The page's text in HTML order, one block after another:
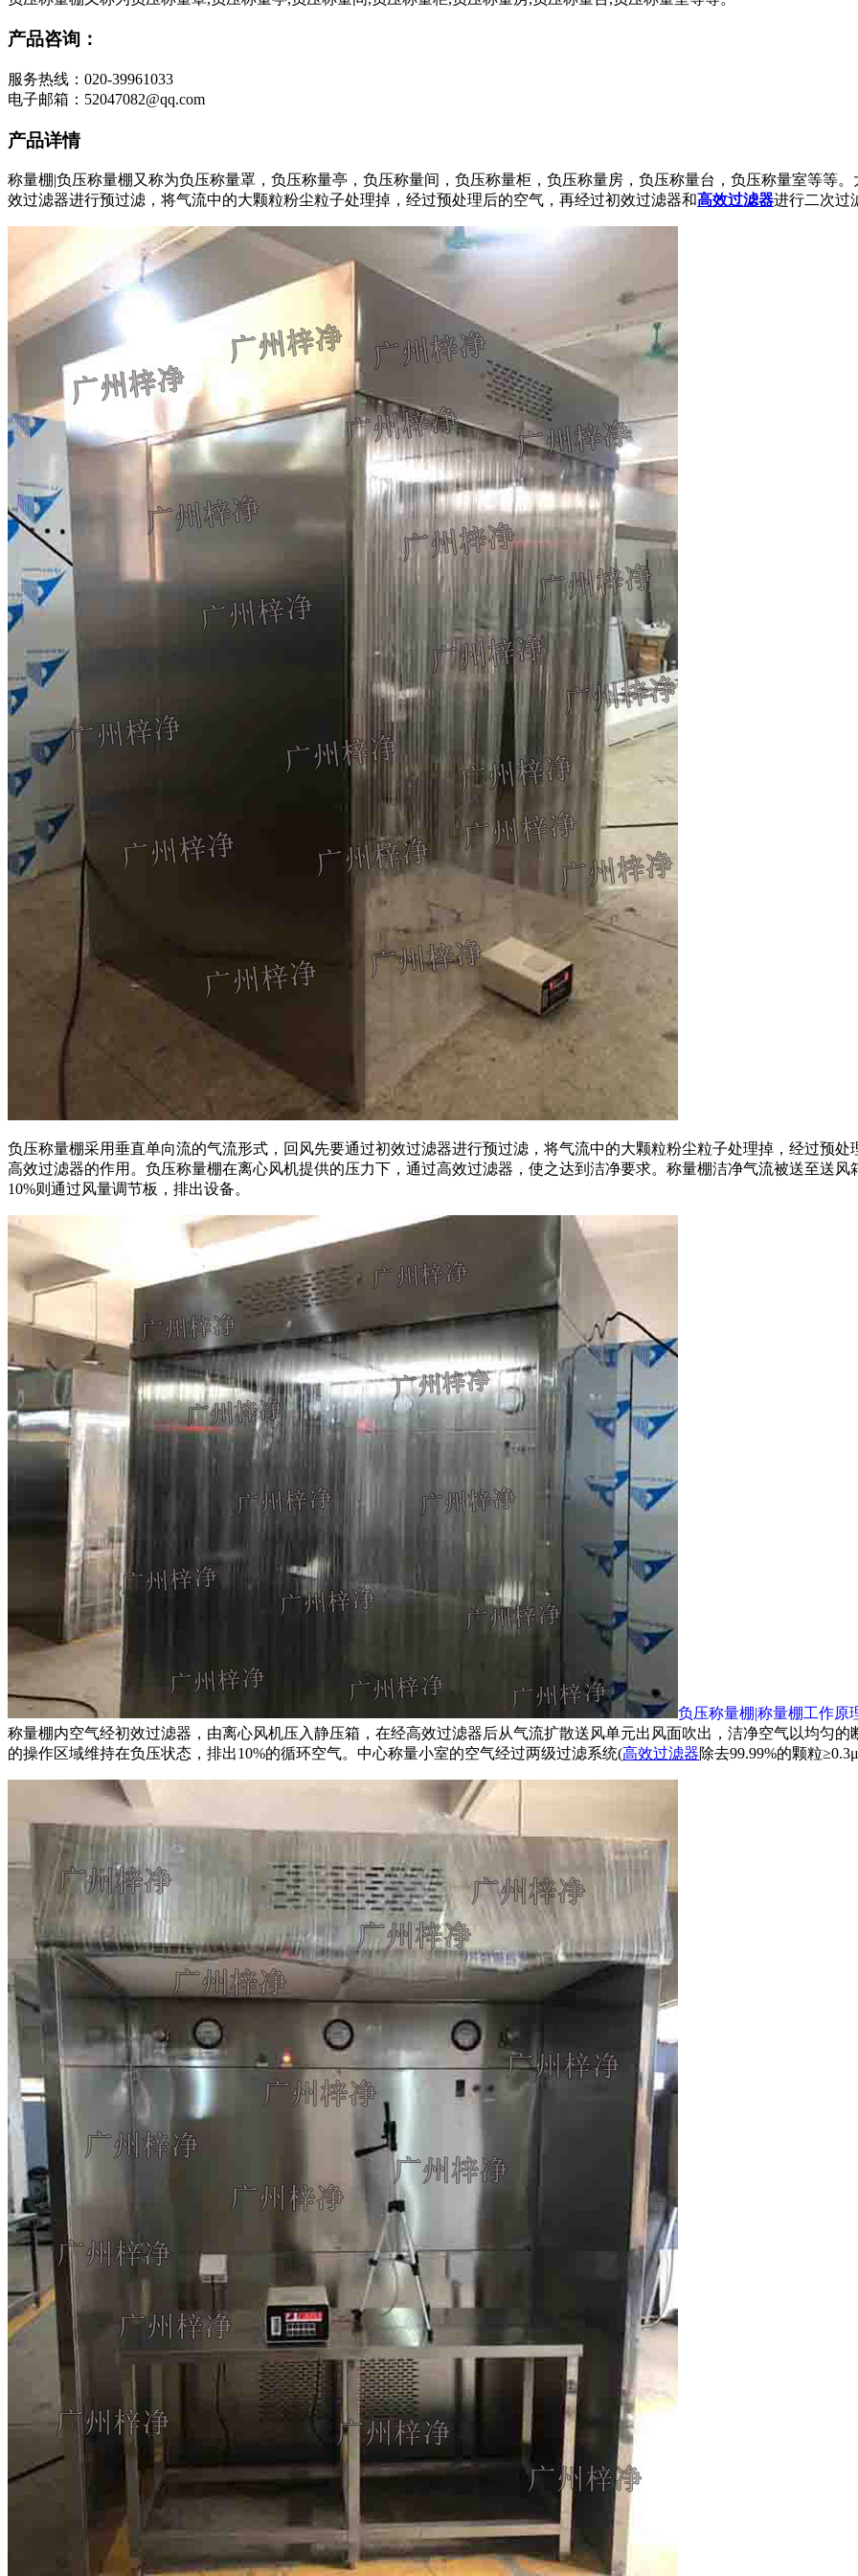
产品咨询：
服务热线：020-39961033
电子邮箱：52047082@qq.com
产品详情
称量棚|负压称量棚又称为负压称量罩，负压称量亭，负压称量间，负压称量柜，负压称量房，负压称量台，负压称量室等等
效过滤器进行预过滤，将气流中的大颗粒粉尘粒子处理掉，经过预处理后的空气，再经过初效过滤器和高效过滤器进行二次过
负压称量棚采用垂直单向流的气流形式，回风先要通过初效过滤器进行预过滤，将气流中的大颗粒粉尘粒子处理掉，经过预处
高效过滤器的作用。负压称量棚在离心风机提供的压力下，通过高效过滤器，使之达到洁净要求。称量棚洁净气流被送至送
10%则通过风量调节板，排出设备。
负压称量棚|称量棚工作原
称量棚内空气经初效过滤器，由离心风机压入静压箱，在经高效过滤器后从气流扩散送风单元出风面吹出，洁净空气以均匀
的操作区域维持在负压状态，排出10%的循环空气。中心称量小室的空气经过两级过滤系统(高效过滤器除去99.99%的颗粒